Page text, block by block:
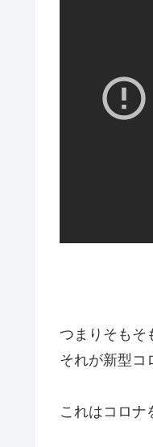
つまりそもそ
それが新型コ
これはコロナ